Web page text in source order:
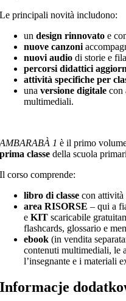
Le principali novità includono:
undesign rinnovato e
nuove canzoni
nuovi audio di storie e
percorsi didattici
attività specifiche per
unaversione digitale con
multimediali.
AMBARABÀ 1 è il primo
prima classe della scuola
Il corso comprende:
libro di classe con attività
area RISORSE– qui a
eKIT scaricabile
flashcards, glossario e
ebook (in vendita
contenuti multimediali, le
l’insegnante e i materiali
Informacje